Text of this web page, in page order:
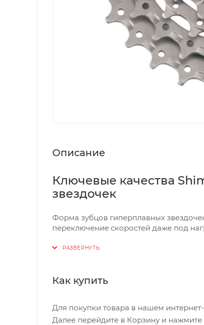
Описание
Ключевые качества
звездочек
Форма зубцов гиперплавных
переключение скоростей даже под
контролю над вращением
4 больших звездочки изготовлены из
Для очень узких 9-скоростных цепей
Как купить
Для покупки товара в нашем
Далее перейдите в Корзину и